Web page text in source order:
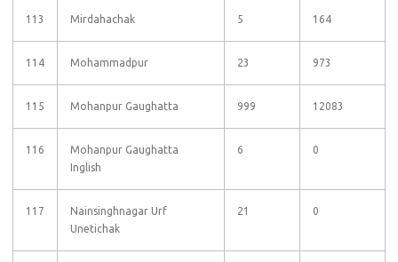
113 Mirdahachak 5 164
114 Mohammadpur 23 973
115 Mohanpur Gaughatta 999 12083
116
Mohanpur Gaughatta
Inglish
6 0
117
Nainsinghnagar Urf
Unetichak
21 0